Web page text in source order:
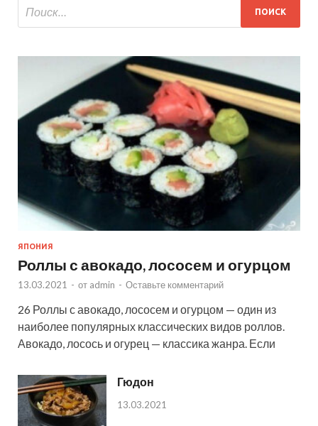
ЯПОНИЯ
Роллы с авокадо, лососем и огурцом
13.03.2021 - от admin - Оставьте комментарий
26 Роллы с авокадо, лососем и огурцом — один из
наиболее популярных классических видов роллов.
Авокадо, лосось и огурец — классика жанра. Если
Гюдон
13.03.2021